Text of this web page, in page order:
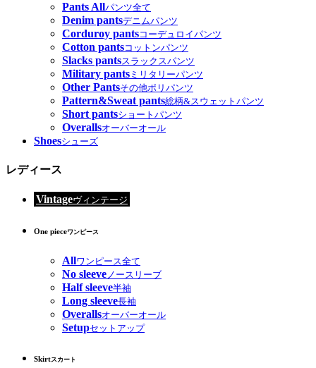
Pants Allパンツ全て
Denim pantsデニムパンツ
Corduroy pantsコーデュロイパンツ
Cotton pantsコットンパンツ
Slacks pantsスラックスパンツ
Military pants ミリタリーパンツ
Other Pantsその他ポリパンツ
Pattern&Sweat pants総柄&スウェットパンツ
Short pantsショートパンツ
Overallsオーバーオール
Shoesシューズ
レディース
Vintageヴィンテージ
One pieceワンピース
Allワンピース全て
No sleeve ノースリーブ
Half sleeve半袖
Long sleeve長袖
Overallsオーバーオール
Setupセットアップ
Skirtスカート